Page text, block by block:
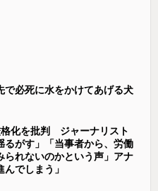
で必死に水をかけてあげる犬
格化を批判 ジャーナリスト
るがす」「当事者から、労働
られないのかという声」アナ
んでしまう」